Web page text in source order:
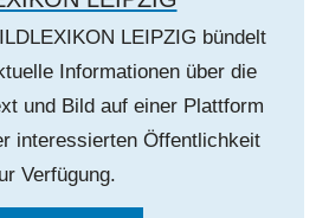
LEIPZIG bündelt
Informationen über die
und Bild auf einer Plattform
interessierten Öffentlichkeit
Verfügung.